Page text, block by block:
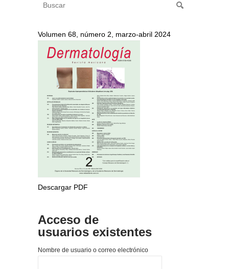
Volumen 68, número 2, marzo-abril 2024
Descargar PDF
Acceso de
usuarios existentes
Nombre de usuario o correo electrónico